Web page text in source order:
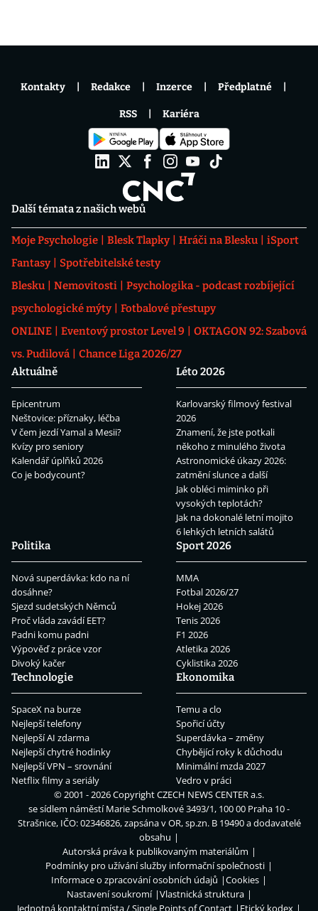
Další témata z našich webů
Moje Psychologie Blesk Tlapky Hráči na Blesku
iSport
Fantasy
Spotřebitelské testy
Blesku
Nemovitosti
Psychologika - podcast rozbíjející
psychologické mýty
Fotbalové přestupy
ONLINE
Eventový prostor Level 9
OKTAGON 92: Szabová
vs. Pudilová
Chance Liga 2026/27
Aktuálně
Epicentrum
Neštovice: příznaky, léčba
V čem jezdí Yamal a Mesii?
Kvízy pro seniory
Kalendář úplňků 2026
Co je bodycount?
Léto 2026
Karlovarský filmový festival
2026
Znamení, že jste potkali
někoho z minulého života
Astronomické úkazy 2026:
zatmění slunce a další
Jak obléci miminko při
vysokých teplotách?
Jak na dokonalé letní mojito
6 lehkých letních salátů
Politika
Nová superdávka: kdo na ní
dosáhne?
Sjezd sudetských Němců
Proč vláda zavádí EET?
Padni komu padni
Výpověď z práce vzor
Divoký kačer
Sport 2026
MMA
Fotbal 2026/27
Hokej 2026
Tenis 2026
F1 2026
Atletika 2026
Cyklistika 2026
Technologie
SpaceX na burze
Nejlepší telefony
Nejlepší AI zdarma
Nejlepší chytré hodinky
Nejlepší VPN – srovnání
Netflix filmy a seriály
Ekonomika
Temu a clo
Spořicí účty
Superdávka – změny
Chybějící roky k důchodu
Minimální mzda 2027
Vedro v práci
Kontakty Redakce Inzerce Předplatné
RSS Kariéra
© 2001 - 2026 CopyrightCZECH NEWS CENTER a.s.
se sídlem náměstí Marie Schmolkové 3493/1, 100 00 Praha 10 -
Strašnice, IČO: 02346826, zapsána v OR, sp.zn. B 19490 a dodavatelé
obsahu
Autorská práva k publikovaným materiálům
Podmínky pro užívání služby informační společnosti
Informace o zpracování osobních údajů
Cookies
Nastavení soukromí
Vlastnická struktura
Jednotná kontaktní místa / Single Points of Contact
Etický kodex